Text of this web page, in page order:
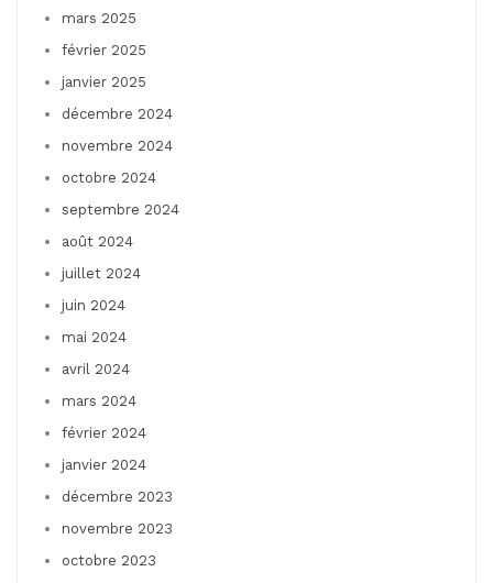
mars 2025
février 2025
janvier 2025
décembre 2024
novembre 2024
octobre 2024
septembre 2024
août 2024
juillet 2024
juin 2024
mai 2024
avril 2024
mars 2024
février 2024
janvier 2024
décembre 2023
novembre 2023
octobre 2023